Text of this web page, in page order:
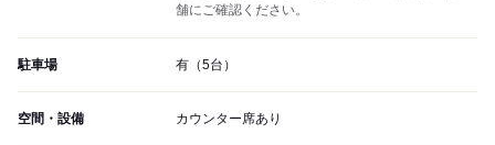
舗にご確認ください。
駐車場 有（5台）
空間・設備 カウンター席あり